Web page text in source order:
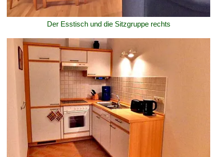
Der Esstisch und die Sitzgruppe rechts